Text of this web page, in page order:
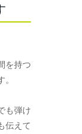
を持つ
も弾け
伝えて